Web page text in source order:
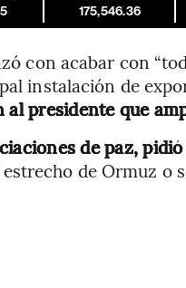
175,546.36
con acabar con
instalación de
presidente que
de paz,
de Ormuz o